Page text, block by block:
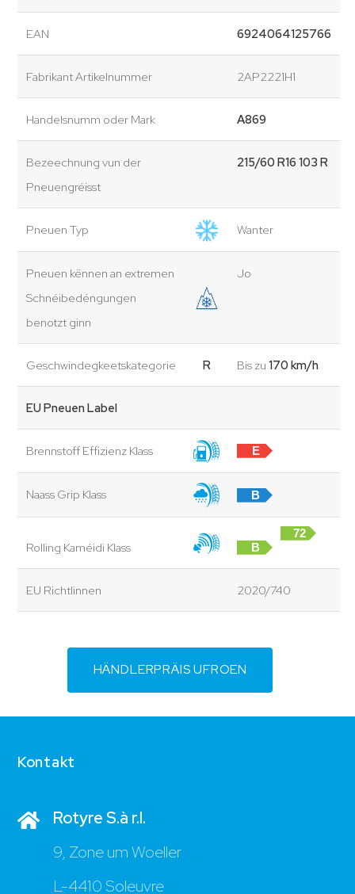
EAN 6924064125766
Fabrikant Artikelnummer 2AP2221H1
Handelsnumm oder Mark A869
Bezeechnung vun der
Pneuengréisst
215/60 R16 103 R
Pneuen Typ Wanter
Pneuen kënnen an extremen
Schnéibedéngungen
benotzt ginn
Jo
Geschwindegkeetskategorie R Bis zu 170 km/h
EU Pneuen Label
Brennstoff Effizienz Klass E
Naass Grip Klass B
Rolling Kaméidi Klass B
72
EU Richtlinnen 2020/740
HÄNDLERPRÄIS UFROEN
Kontakt
Rotyre S.à r.l.
9, Zone um Woeller
L-4410 Soleuvre